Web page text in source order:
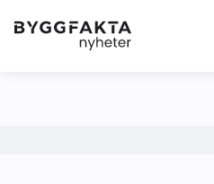
Kategorier Jobbmarkedet